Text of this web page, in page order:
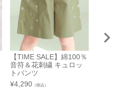
近鉄百貨店 橿原店
奈良県橿原市北八木町3-65-11
近鉄百貨店 橿原店 4階子供服売場
店舗詳細へ
東武百貨店 池袋店
7F 3番地（※ 15日：未展開、19日：休業
【開催期間】
2026.08.13 ～ 2026.08.26
【TIME SALE】綿100％
音符＆花刺繍 キュロッ
トパンツ
¥4,290 （税込）